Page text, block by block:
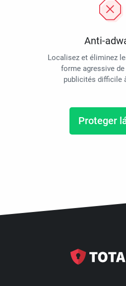
Anti-
Localisez et éliminez
forme agressive
publicités difficile
Proteger